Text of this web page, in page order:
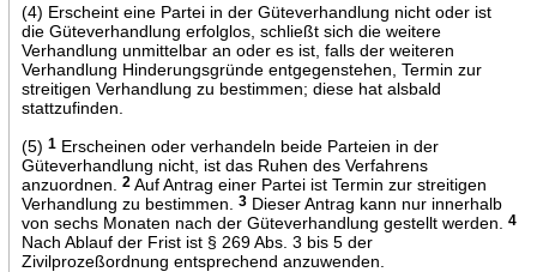
(4) Erscheint eine Partei in der Güteverhandlung nicht oder ist
die Güteverhandlung erfolglos, schließt sich die weitere
Verhandlung unmittelbar an oder es ist, falls der weiteren
Verhandlung Hinderungsgründe entgegenstehen, Termin zur
streitigen Verhandlung zu bestimmen; diese hat alsbald
stattzufinden.
(5) 1Erscheinen oder verhandeln beide Parteien in der
Güteverhandlung nicht, ist das Ruhen des Verfahrens
anzuordnen.
2Auf Antrag einer Partei ist Termin zur streitigen
Verhandlung zu bestimmen.
3Dieser Antrag kann nur innerhalb
von sechs Monaten nach der Güteverhandlung gestellt werden.
4
Nach Ablauf der Frist ist § 269 Abs. 3 bis 5 der
Zivilprozeßordnung entsprechend anzuwenden.